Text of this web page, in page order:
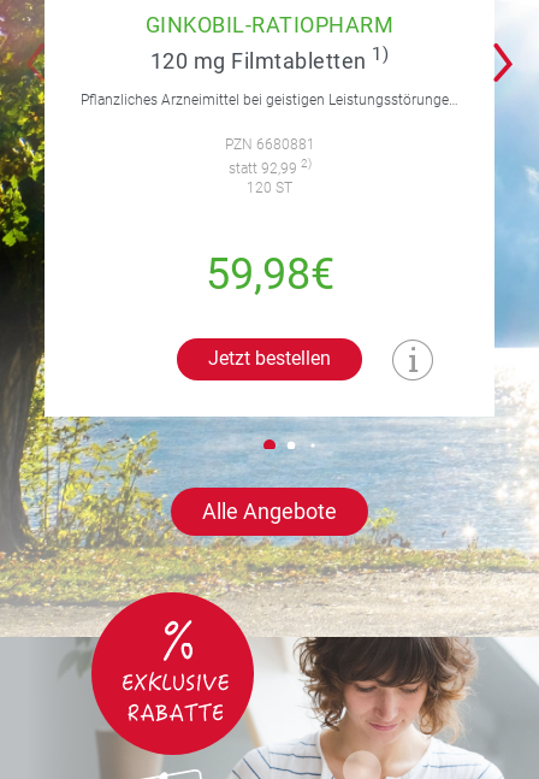
GINKOBIL-RATIOPHARM
120 mg Filmtabletten 1)
Pflanzliches Arzneimittel bei geistigen Leistungsstörungen und Durchblutungsstörungen.
PZN 6680881
statt 92,99 2)
120 ST
59,98€
Jetzt bestellen
Alle Angebote